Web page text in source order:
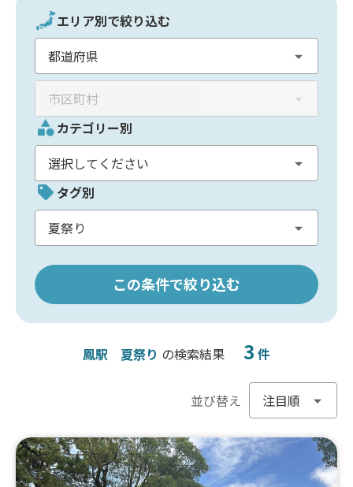
エリア別で絞り込む
カテゴリー別
タグ別
この条件で絞り込む
鳳駅 夏祭り の検索結果 3 件
並び替え